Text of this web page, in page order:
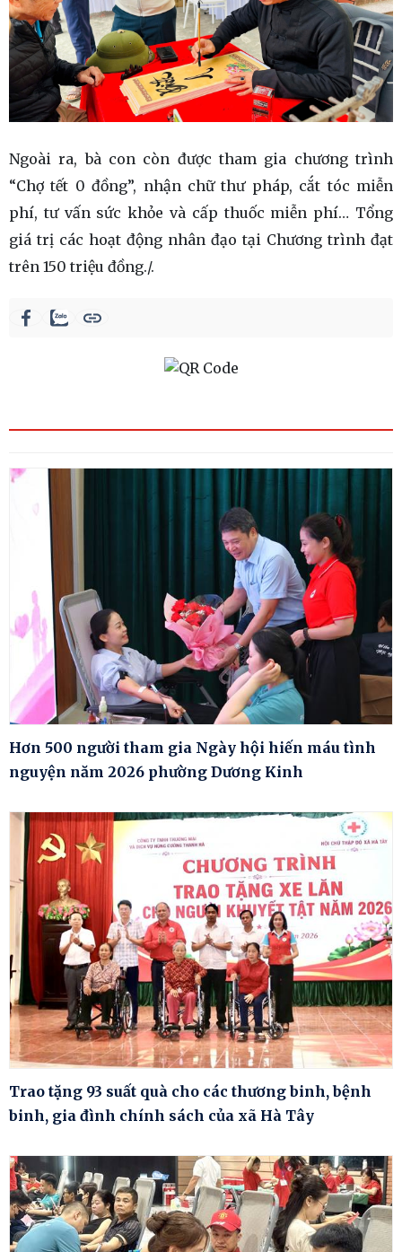
Ngoài ra, bà con còn được tham gia chương trình
“Chợ tết 0 đồng”, nhận chữ thư pháp, cắt tóc miễn
phí, tư vấn sức khỏe và cấp thuốc miễn phí… Tổng
giá trị các hoạt động nhân đạo tại Chương trình đạt
trên 150 triệu đồng./.
Hơn 500 người tham gia Ngày hội hiến máu tình
nguyện năm 2026 phường Dương Kinh
Trao tặng 93 suất quà cho các thương binh, bệnh
binh, gia đình chính sách của xã Hà Tây